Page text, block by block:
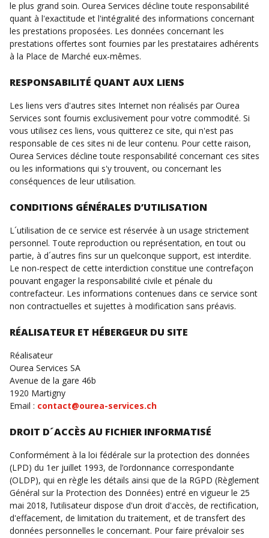
le plus grand soin. Ourea Services décline toute responsabilité
quant à l'exactitude et l'intégralité des informations concernant
les prestations proposées. Les données concernant les
prestations offertes sont fournies par les prestataires adhérents
à la Place de Marché eux-mêmes.
RESPONSABILITÉ QUANT AUX LIENS
Les liens vers d'autres sites Internet non réalisés par Ourea
Services sont fournis exclusivement pour votre commodité. Si
vous utilisez ces liens, vous quitterez ce site, qui n'est pas
responsable de ces sites ni de leur contenu. Pour cette raison,
Ourea Services décline toute responsabilité concernant ces sites
ou les informations qui s'y trouvent, ou concernant les
conséquences de leur utilisation.
CONDITIONS GÉNÉRALES D’UTILISATION
L´utilisation de ce service est réservée à un usage strictement
personnel. Toute reproduction ou représentation, en tout ou
partie, à d´autres fins sur un quelconque support, est interdite.
Le non-respect de cette interdiction constitue une contrefaçon
pouvant engager la responsabilité civile et pénale du
contrefacteur. Les informations contenues dans ce service sont
non contractuelles et sujettes à modification sans préavis.
RÉALISATEUR ET HÉBERGEUR DU SITE
Réalisateur
Ourea Services SA
Avenue de la gare 46b
1920 Martigny
Email : contact@ourea-services.ch
DROIT D´ACCÈS AU FICHIER INFORMATISÉ
Conformément à la loi fédérale sur la protection des données
(LPD) du 1er juillet 1993, de l’ordonnance correspondante
(OLDP), qui en règle les détails ainsi que de la RGPD (Règlement
Général sur la Protection des Données) entré en vigueur le 25
mai 2018, l’utilisateur dispose d'un droit d'accès, de rectification,
d'effacement, de limitation du traitement, et de transfert des
données personnelles le concernant. Pour faire prévaloir ses